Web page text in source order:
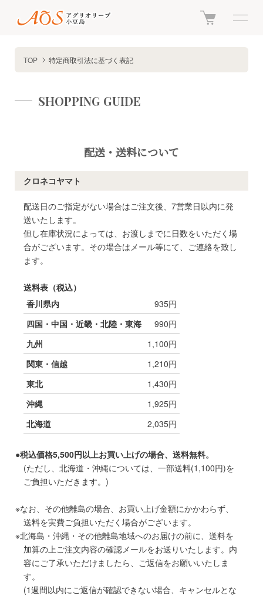
TOP 特定商取引法に基づく表記
SHOPPING GUIDE
配送・送料について
クロネコヤマト
配送日のご指定がない場合はご注文後、7営業日以内に発
送いたします。
但し在庫状況によっては、お渡しまでに日数をいただく場
合がございます。その場合はメール等にて、ご連絡を致し
ます。
送料表（税込）
香川県内
935円
四国・中国・近畿・北陸・東海
990円
九州
1,100円
関東・信越
1,210円
東北
1,430円
沖縄
1,925円
北海道
2,035円
税込価格5,500円以上お買い上げの場合、送料無料。
(ただし、北海道・沖縄については、一部送料(1,100円)を
ご負担いただきます。)
なお、その他離島の場合、お買い上げ金額にかかわらず、
送料を実費ご負担いただく場合がございます。
北海島・沖縄・その他離島地域へのお届けの前に、送料を
加算の上ご注文内容の確認メールをお送りいたします。内
容にご了承いただけましたら、ご返信をお願いいたしま
す。
(1週間以内にご返信が確認できない場合、キャンセルとな